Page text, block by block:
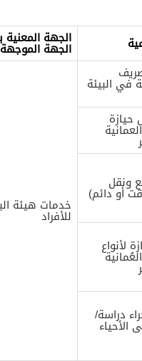
الجهة المعنية
الجهة
في البيئة
خدمات هيئة
للأفراد
ونقل
أو دائم)
لأنواع
دراسة/